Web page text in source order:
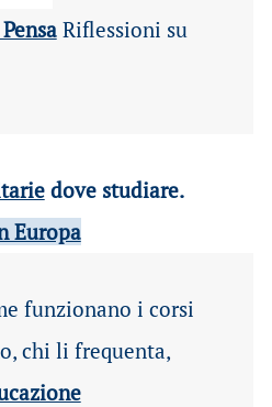
Riflessioni su
dove studiare.
Europa
funzionano i corsi
chi li frequenta,